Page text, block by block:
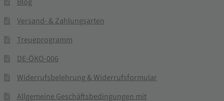
Versand- & Zahlungsarten
Treueprogramm
DE-ÖKO-006
Widerrufsbelehrung & Widerrufsformular
Allgemeine Geschäftsbedingungen mit